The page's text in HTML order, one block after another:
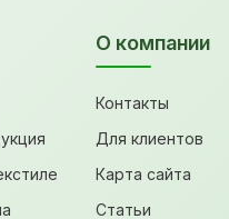
О компании
Контакты
Для клиентов
Карта сайта
Статьи